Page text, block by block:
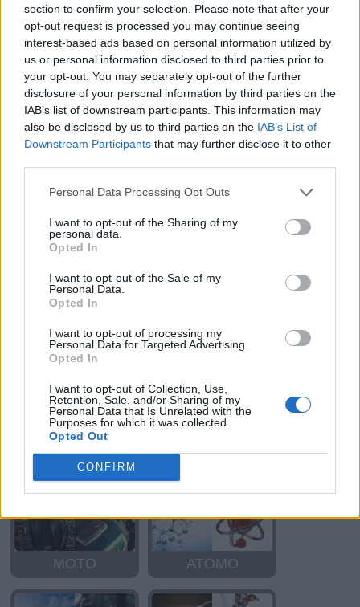
section to confirm your selection. Please note that after your
opt-out request is processed you may continue seeing
interest-based ads based on personal information utilized by
us or personal information disclosed to third parties prior to
your opt-out. You may separately opt-out of the further
disclosure of your personal information by third parties on the
IAB’s list of downstream participants. This information may
also be disclosed by us to third parties on the IAB’s List of
Downstream Participants that may further disclose it to other
Personal Data Processing Opt Outs
I want to opt-out of the Sharing of my
personal data.
Opted In
I want to opt-out of the Sale of my
Personal Data.
Opted In
I want to opt-out of processing my
Personal Data for Targeted Advertising.
Opted In
I want to opt-out of Collection, Use,
Retention, Sale, and/or Sharing of my
Personal Data that Is Unrelated with the
Purposes for which it was collected.
Opted Out
CONFIRM
PAPA PAPA
POP
MOTO MOTO
MOTO ATOMO